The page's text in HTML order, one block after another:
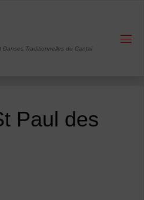
Traditionnelles du Cantal
Paul des